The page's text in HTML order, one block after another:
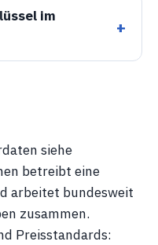
im
siehe
betreibt eine
arbeitet bundesweit
zusammen.
Preisstandards: